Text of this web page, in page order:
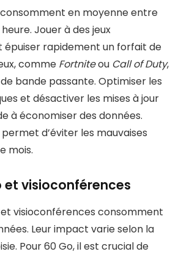
en moyenne entre
Jouer à des jeux
épuiser rapidement un forfait de
comme Fortniteou Call of Duty,
bande passante. Optimiser les
et désactiver les mises à jour
à économiser des données.
permet d’éviter les mauvaises
mois.
et visioconférences
et visioconférences consomment
Leur impact varie selon la
Pour 60 Go, il est crucial de